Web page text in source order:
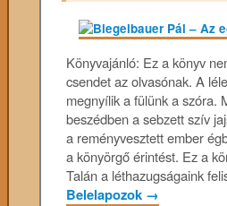
Könyvajánló: Ez a könyv
csendet az olvasónak. A
megnyílik a fülünk a szóra.
beszédben a sebzett szív
a reményvesztett ember
a könyörgő érintést. Ez a
Talán a léthazugságaink
Belelapozok →